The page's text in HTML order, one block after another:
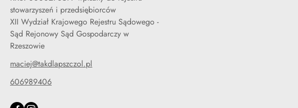
stowarzyszeń i przedsiębiorców
XII Wydział Krajowego Rejestru Sądowego -
Sąd Rejonowy Sąd Gospodarczy w
Rzeszowie
maciej@takdlapszczol.pl
606989406